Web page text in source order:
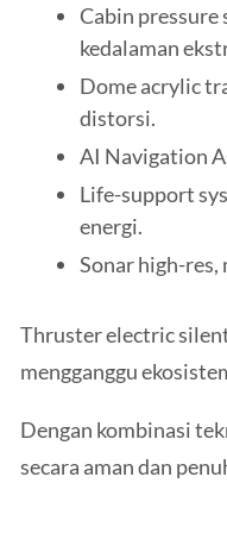
Cabin pressure
kedalaman
Dome acrylic
distorsi.
AI Navigation
Life-support
energi.
Sonar high-res,
Thruster electric
mengganggu
Dengan kombinasi
secara aman dan